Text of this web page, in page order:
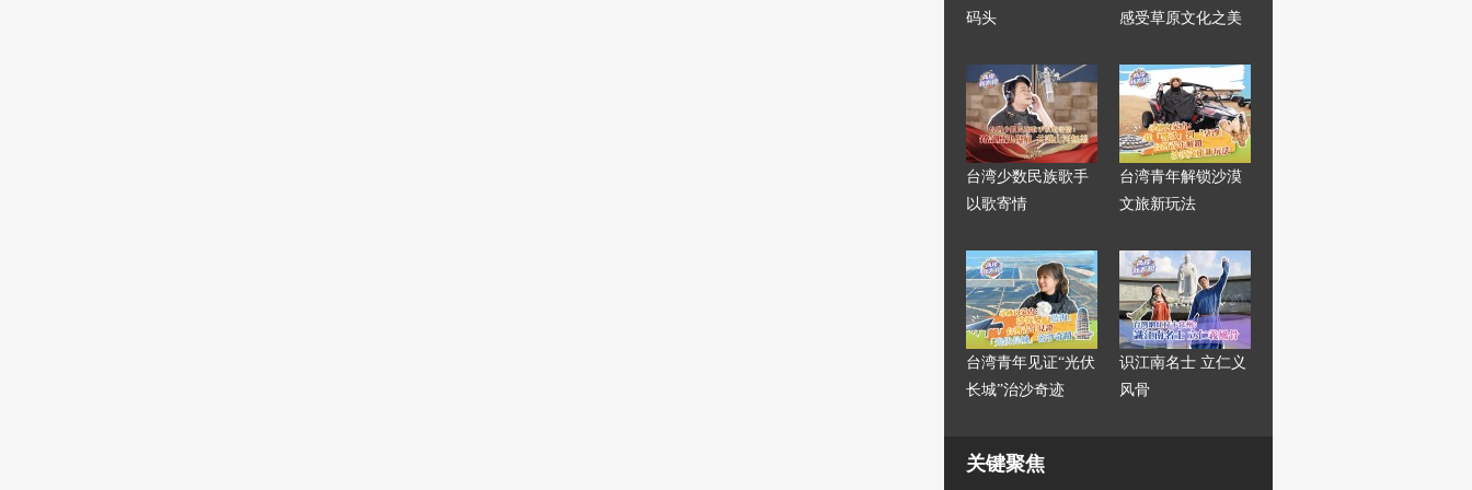
码头 感受草原文化之美
台湾少数民族歌手
以歌寄情
台湾青年解锁沙漠
文旅新玩法
台湾青年见证“光伏
长城”治沙奇迹
识江南名士 立仁义
风骨
关键聚焦